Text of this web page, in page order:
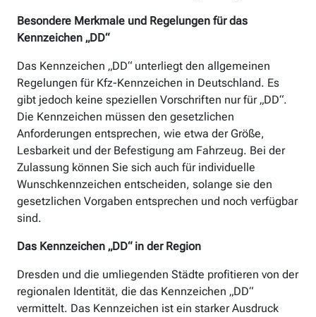
Besondere Merkmale und Regelungen für das
Kennzeichen „DD“
Das Kennzeichen „DD“ unterliegt den allgemeinen
Regelungen für Kfz-Kennzeichen in Deutschland. Es
gibt jedoch keine speziellen Vorschriften nur für „DD“.
Die Kennzeichen müssen den gesetzlichen
Anforderungen entsprechen, wie etwa der Größe,
Lesbarkeit und der Befestigung am Fahrzeug. Bei der
Zulassung können Sie sich auch für individuelle
Wunschkennzeichen entscheiden, solange sie den
gesetzlichen Vorgaben entsprechen und noch verfügbar
sind.
Das Kennzeichen „DD“ in der Region
Dresden und die umliegenden Städte profitieren von der
regionalen Identität, die das Kennzeichen „DD“
vermittelt. Das Kennzeichen ist ein starker Ausdruck